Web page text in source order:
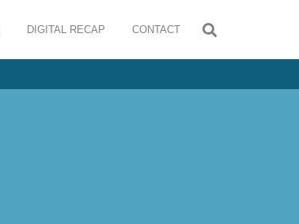
DIGITAL RECAP CONTACT